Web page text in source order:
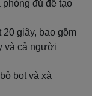
đủ để tạo
20 giây, bao gồm
và cả người
bọt và xà